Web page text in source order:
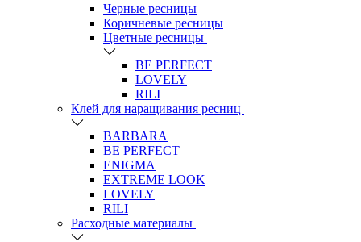
Черные ресницы
Коричневые ресницы
Цветные ресницы
BE PERFECT
LOVELY
RILI
Клей для наращивания ресниц
BARBARA
BE PERFECT
ENIGMA
EXTREME LOOK
LOVELY
RILI
Расходные материалы